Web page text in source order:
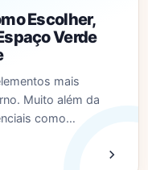
Escolher,
Verde
mais
Muito além da
como…